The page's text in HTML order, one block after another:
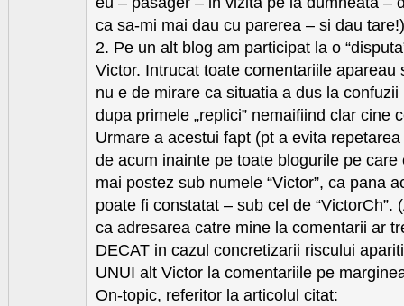
ca sa-mi mai dau cu parerea – si dau tare!)
2. Pe un alt blog am participat la o
Victor. Intrucat toate comentariile apareau
nu e de mirare ca situatia a dus la
dupa primele „replici” nemaifiind clar cine
Urmare a acestui fapt (pt a evita
de acum inainte pe toate blogurile pe care
mai postez sub numele “Victor”, ca pana
poate fi constatat – sub cel de “VictorCh”.
ca adresarea catre mine la comentarii ar
DECAT in cazul concretizarii riscului
UNUI alt Victor la comentariile pe
On-topic, referitor la articolul citat: